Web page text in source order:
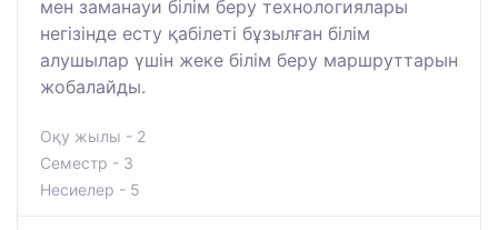
мен заманауи білім беру технологиялары
негізінде есту қабілеті бұзылған білім
алушылар үшін жеке білім беру маршруттарын
жобалайды.
Оқу жылы - 2
Семестр - 3
Несиелер - 5